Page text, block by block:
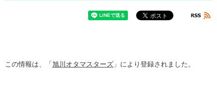
この情報は、「旭川オタマスターズ 」により登録されました。